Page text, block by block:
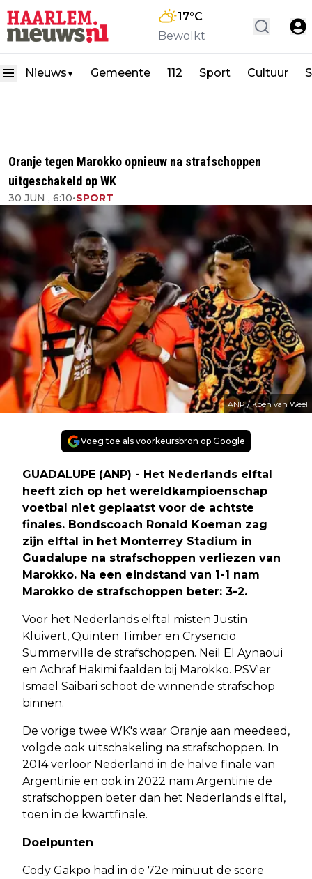
17°C
Bewolkt
Nieuws ▼ Gemeente 112 Sport Cultuur
Oranje tegen Marokko opnieuw na strafschoppen
uitgeschakeld op WK
30 JUN , 6:10•SPORT
ANP / Koen van Weel
Voeg toe als voorkeursbron op Google
GUADALUPE (ANP) - Het Nederlands elftal
heeft zich op het wereldkampioenschap
voetbal niet geplaatst voor de achtste
finales. Bondscoach Ronald Koeman zag
zijn elftal in het Monterrey Stadium in
Guadalupe na strafschoppen verliezen van
Marokko. Na een eindstand van 1-1 nam
Marokko de strafschoppen beter: 3-2.
Voor het Nederlands elftal misten Justin
Kluivert, Quinten Timber en Crysencio
Summerville de strafschoppen. Neil El Aynaoui
en Achraf Hakimi faalden bij Marokko. PSV'er
Ismael Saibari schoot de winnende strafschop
binnen.
De vorige twee WK's waar Oranje aan meedeed,
volgde ook uitschakeling na strafschoppen. In
2014 verloor Nederland in de halve finale van
Argentinië en ook in 2022 nam Argentinië de
strafschoppen beter dan het Nederlands elftal,
toen in de kwartfinale.
Doelpunten
Cody Gakpo had in de 72e minuut de score